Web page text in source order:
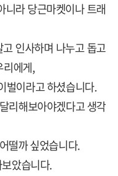
니라 당근마켓이나 트래
인사하며 나누고 돕고
리에게,
벌이라고 하셨습니다.
리해보아야겠다고 생각
떨까 싶었습니다.
았습니다.